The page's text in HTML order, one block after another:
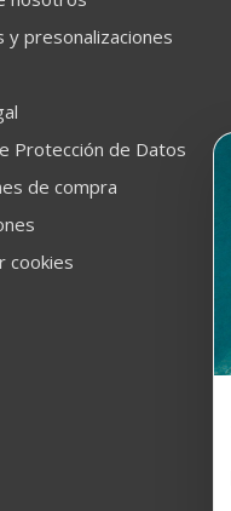
y presonalizaciones
Protección de Datos
de compra
cookies